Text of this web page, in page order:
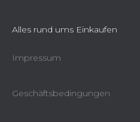
Alles rund ums Einkaufen
Impressum
Geschäftsbedingungen